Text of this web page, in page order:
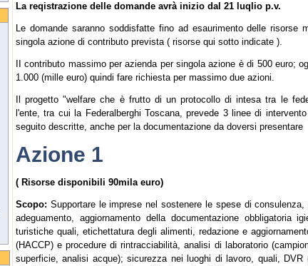
La reqistrazione delle domande avrà inizio dal 21 luqlio p.v.
Le domande saranno soddisfatte fino ad esaurimento delle risorse
singola azione di contributo prevista ( risorse qui sotto indicate ).
II contributo massimo per azienda per singola azione è di 500 euro;
1.000 (mille euro) quindi fare richiesta per massimo due azioni.
Il progetto "welfare che è frutto di un protocollo di intesa tra le
l'ente, tra cui la Federalberghi Toscana, prevede 3 linee di
seguito descritte, anche per la documentazione da doversi presentare
Azione 1
( Risorse disponibili 90mila euro)
Scopo: Supportare le imprese nel sostenere le spese di consulenza,
adeguamento, aggiornamento della documentazione obbligatoria
turistiche quali, etichettatura degli alimenti, redazione e
(HACCP) e procedure di rintracciabilità, analisi di laboratorio
superficie, analisi acque); sicurezza nei luoghi di lavoro, quali, DVR